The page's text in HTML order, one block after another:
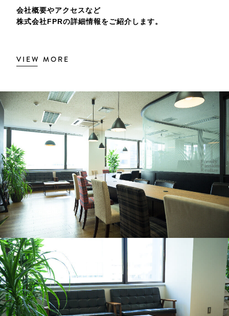
会社概要やアクセスなど
株式会社FPRの詳細情報をご紹介します。
VIEW MORE